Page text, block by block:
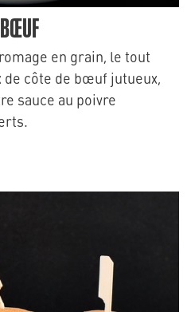
BŒUF
en grain, le tout
côte de bœuf jutueux,
sauce au poivre